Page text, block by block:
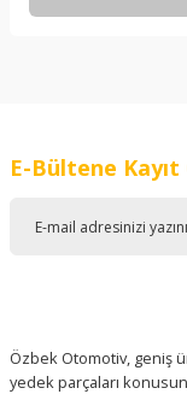
Ürün resmi
E-Bültene Kayıt
Özbek Otomotiv, geniş
yedek parçaları